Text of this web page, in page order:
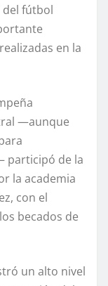
del fútbol
en la
—aunque
participó de la
la academia
con el
becados de
un alto nivel